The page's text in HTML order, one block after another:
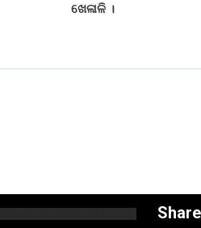
ଖେଳାଳି ।
Share